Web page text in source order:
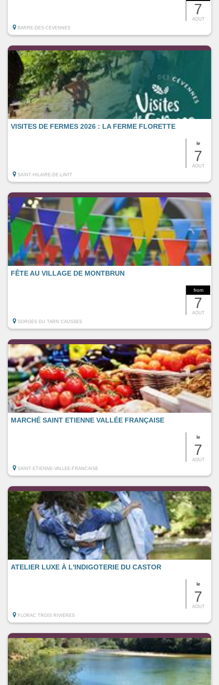
7
AOUT
BARRE-DES-CEVENNES
le
7
AOUT
VISITES DE FERMES 2026 : LA FERME FLORETTE
SAINT-HILAIRE-DE-LAVIT
from
7
AOUT
FÊTE AU VILLAGE DE MONTBRUN
GORGES DU TARN CAUSSES
le
7
AOUT
MARCHÉ SAINT ETIENNE VALLÉE FRANÇAISE
SAINT-ETIENNE-VALLEE-FRANCAISE
le
7
AOUT
ATELIER LUXE À L'INDIGOTERIE DU CASTOR
FLORAC TROIS RIVIERES